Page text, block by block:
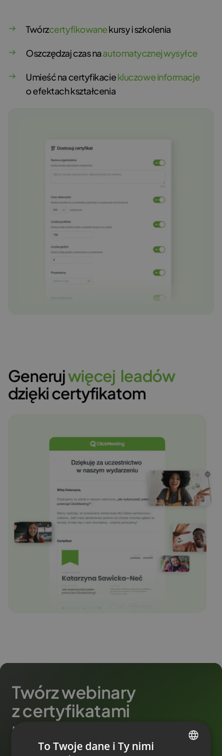
Twórzcertyfikowanekursy i szkolenia
Oszczędzaj czas naautomatycznej wysyłce
Umieść na certyfikaciekluczowe informacje
o efektach kształcenia
Generujwięcej leadów
dzięki certyfikatom
Twórz webinary
z certyfikatami
uczestnictwa!
To Twoje dane i Ty nimi